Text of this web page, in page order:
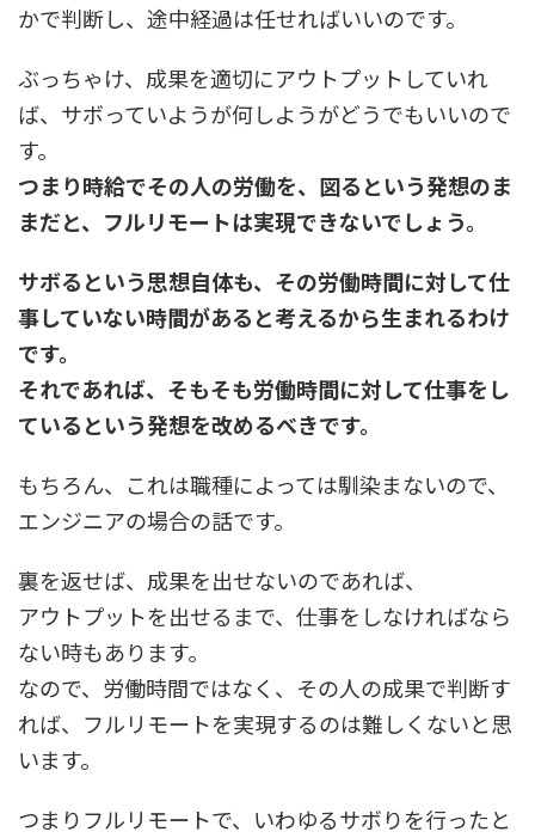
かで判断し、途中経過は任せればいいのです。
ぶっちゃけ、成果を適切にアウトプットしていれ
ば、サボっていようが何しようがどうでもいいので
す。
つまり時給でその人の労働を、図るという発想のま
まだと、フルリモートは実現できないでしょう。
サボるという思想自体も、その労働時間に対して仕
事していない時間があると考えるから生まれるわけ
です。
それであれば、そもそも労働時間に対して仕事をし
ているという発想を改めるべきです。
もちろん、これは職種によっては馴染まないので、
エンジニアの場合の話です。
裏を返せば、成果を出せないのであれば、
アウトプットを出せるまで、仕事をしなければなら
ない時もあります。
なので、労働時間ではなく、その人の成果で判断す
れば、フルリモートを実現するのは難しくないと思
います。
つまりフルリモートで、いわゆるサボりを行ったと